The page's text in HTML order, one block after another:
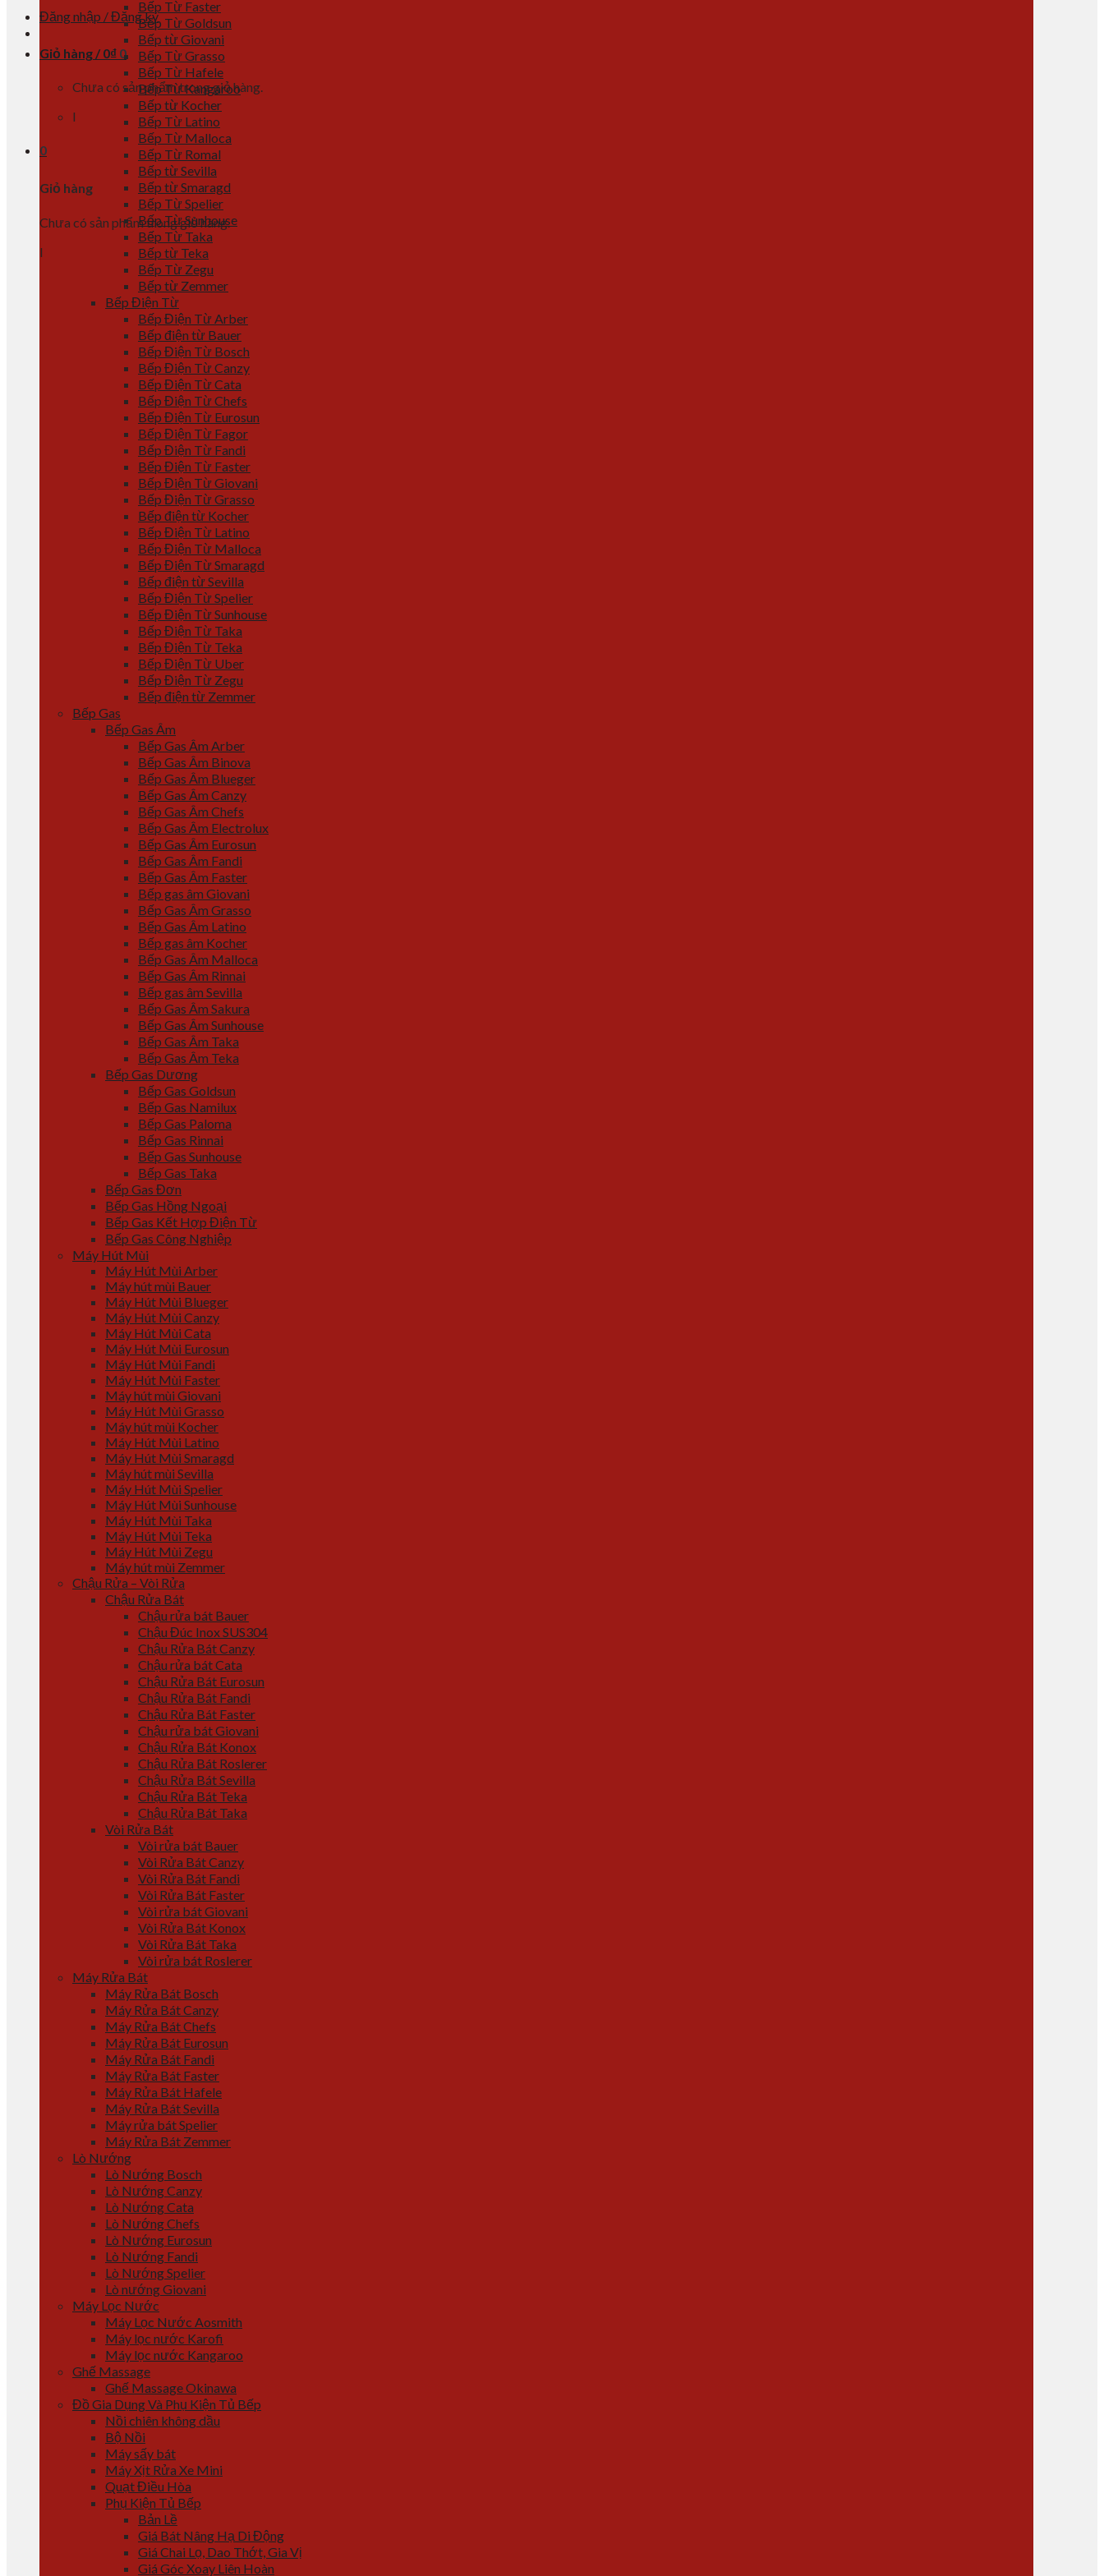
Đăng nhập / Đăng ký
Giỏ hàng / 0₫ 0
Chưa có sản phẩm trong giỏ hàng.
l
0
Giỏ hàng
Chưa có sản phẩm trong giỏ hàng.
l
Bếp Từ Faster
Bếp Từ Goldsun
Bếp từ Giovani
Bếp Từ Grasso
Bếp Từ Hafele
Bếp Từ Kangaroo
Bếp từ Kocher
Bếp Từ Latino
Bếp Từ Malloca
Bếp Từ Romal
Bếp từ Sevilla
Bếp từ Smaragd
Bếp Từ Spelier
Bếp Từ Sunhouse
Bếp Từ Taka
Bếp từ Teka
Bếp Từ Zegu
Bếp từ Zemmer
Bếp Điện Từ
Bếp Điện Từ Arber
Bếp điện từ Bauer
Bếp Điện Từ Bosch
Bếp Điện Từ Canzy
Bếp Điện Từ Cata
Bếp Điện Từ Chefs
Bếp Điện Từ Eurosun
Bếp Điện Từ Fagor
Bếp Điện Từ Fandi
Bếp Điện Từ Faster
Bếp Điện Từ Giovani
Bếp Điện Từ Grasso
Bếp điện từ Kocher
Bếp Điện Từ Latino
Bếp Điện Từ Malloca
Bếp Điện Từ Smaragd
Bếp điện từ Sevilla
Bếp Điện Từ Spelier
Bếp Điện Từ Sunhouse
Bếp Điện Từ Taka
Bếp Điện Từ Teka
Bếp Điện Từ Uber
Bếp Điện Từ Zegu
Bếp điện từ Zemmer
Bếp Gas
Bếp Gas Âm
Bếp Gas Âm Arber
Bếp Gas Âm Binova
Bếp Gas Âm Blueger
Bếp Gas Âm Canzy
Bếp Gas Âm Chefs
Bếp Gas Âm Electrolux
Bếp Gas Âm Eurosun
Bếp Gas Âm Fandi
Bếp Gas Âm Faster
Bếp gas âm Giovani
Bếp Gas Âm Grasso
Bếp Gas Âm Latino
Bếp gas âm Kocher
Bếp Gas Âm Malloca
Bếp Gas Âm Rinnai
Bếp gas âm Sevilla
Bếp Gas Âm Sakura
Bếp Gas Âm Sunhouse
Bếp Gas Âm Taka
Bếp Gas Âm Teka
Bếp Gas Dương
Bếp Gas Goldsun
Bếp Gas Namilux
Bếp Gas Paloma
Bếp Gas Rinnai
Bếp Gas Sunhouse
Bếp Gas Taka
Bếp Gas Đơn
Bếp Gas Hồng Ngoại
Bếp Gas Kết Hợp Điện Từ
Bếp Gas Công Nghiệp
Máy Hút Mùi
Máy Hút Mùi Arber
Máy hút mùi Bauer
Máy Hút Mùi Blueger
Máy Hút Mùi Canzy
Máy Hút Mùi Cata
Máy Hút Mùi Eurosun
Máy Hút Mùi Fandi
Máy Hút Mùi Faster
Máy hút mùi Giovani
Máy Hút Mùi Grasso
Máy hút mùi Kocher
Máy Hút Mùi Latino
Máy Hút Mùi Smaragd
Máy hút mùi Sevilla
Máy Hút Mùi Spelier
Máy Hút Mùi Sunhouse
Máy Hút Mùi Taka
Máy Hút Mùi Teka
Máy Hút Mùi Zegu
Máy hút mùi Zemmer
Chậu Rửa – Vòi Rửa
Chậu Rửa Bát
Chậu rửa bát Bauer
Chậu Đúc Inox SUS304
Chậu Rửa Bát Canzy
Chậu rửa bát Cata
Chậu Rửa Bát Eurosun
Chậu Rửa Bát Fandi
Chậu Rửa Bát Faster
Chậu rửa bát Giovani
Chậu Rửa Bát Konox
Chậu Rửa Bát Roslerer
Chậu Rửa Bát Sevilla
Chậu Rửa Bát Teka
Chậu Rửa Bát Taka
Vòi Rửa Bát
Vòi rửa bát Bauer
Vòi Rửa Bát Canzy
Vòi Rửa Bát Fandi
Vòi Rửa Bát Faster
Vòi rửa bát Giovani
Vòi Rửa Bát Konox
Vòi Rửa Bát Taka
Vòi rửa bát Roslerer
Máy Rửa Bát
Máy Rửa Bát Bosch
Máy Rửa Bát Canzy
Máy Rửa Bát Chefs
Máy Rửa Bát Eurosun
Máy Rửa Bát Fandi
Máy Rửa Bát Faster
Máy Rửa Bát Hafele
Máy Rửa Bát Sevilla
Máy rửa bát Spelier
Máy Rửa Bát Zemmer
Lò Nướng
Lò Nướng Bosch
Lò Nướng Canzy
Lò Nướng Cata
Lò Nướng Chefs
Lò Nướng Eurosun
Lò Nướng Fandi
Lò Nướng Spelier
Lò nướng Giovani
Máy Lọc Nước
Máy Lọc Nước Aosmith
Máy lọc nước Karofi
Máy lọc nước Kangaroo
Ghế Massage
Ghế Massage Okinawa
Đồ Gia Dụng Và Phụ Kiện Tủ Bếp
Nồi chiên không dầu
Bộ Nồi
Máy sấy bát
Máy Xịt Rửa Xe Mini
Quạt Điều Hòa
Phụ Kiện Tủ Bếp
Bản Lề
Giá Bát Nâng Hạ Di Động
Giá Chai Lọ, Dao Thớt, Gia Vị
Giá Góc Xoay Liên Hoàn